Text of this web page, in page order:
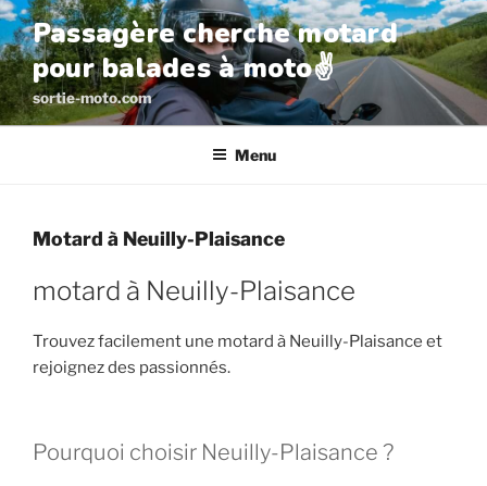
Aller
au
contenu
principal
Passagère cherche motard
pour balades à moto✌️
sortie-moto.com
Menu
Motard à Neuilly-Plaisance
motard à Neuilly-Plaisance
Trouvez facilement une motard à Neuilly-Plaisance et
rejoignez des passionnés.
Pourquoi choisir Neuilly-Plaisance ?